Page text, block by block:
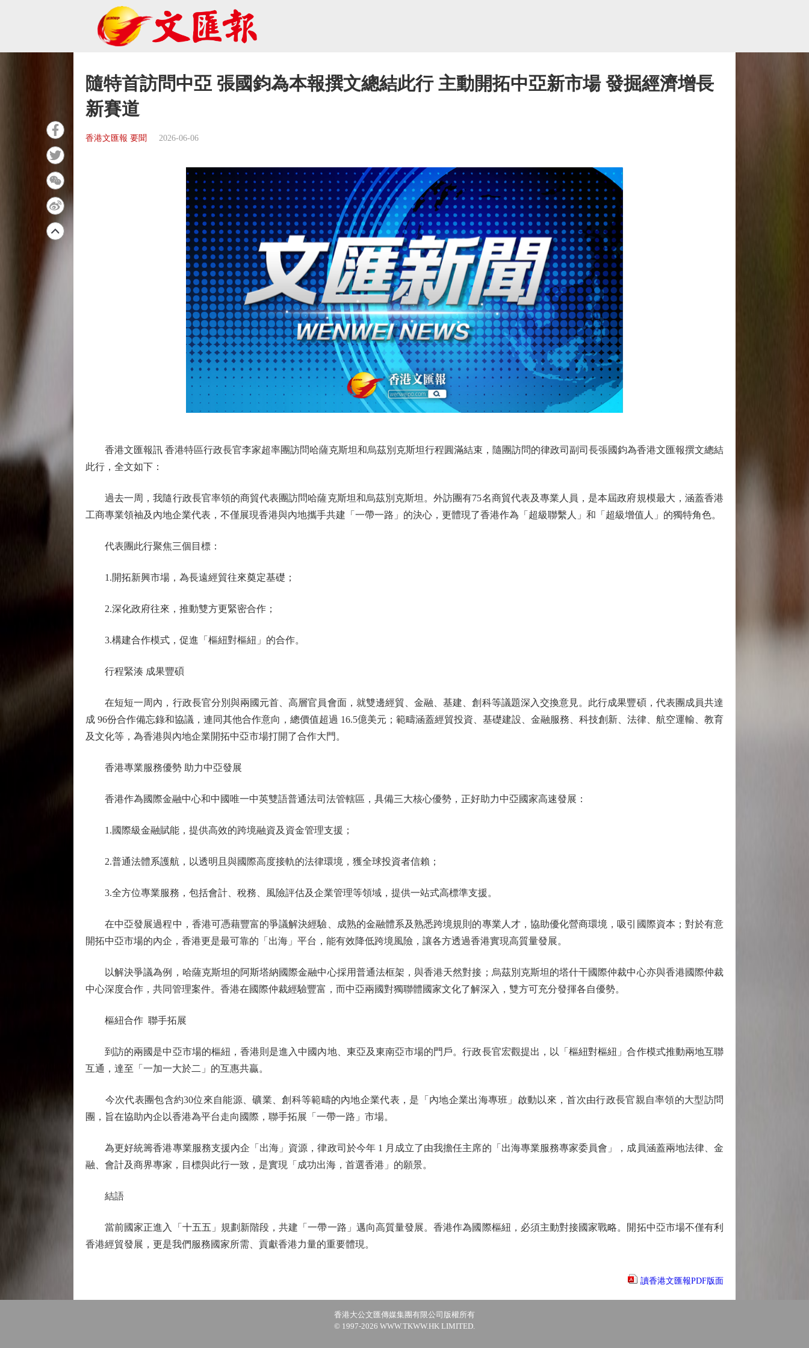
隨特首訪問中亞 張國鈞為本報撰文總結此行 主動開拓中亞新市場 發掘經濟增長
新賽道
香港文匯報 要聞 2026-06-06
香港文匯報訊 香港特區行政長官李家超率團訪問哈薩克斯坦和烏茲別克斯坦行程圓滿結束，隨團訪問的律政司副司長張國鈞為香港文匯報撰文總結
此行，全文如下：
過去一周，我隨行政長官率領的商貿代表團訪問哈薩克斯坦和烏茲別克斯坦。外訪團有75名商貿代表及專業人員，是本屆政府規模最大，涵蓋香港
工商專業領袖及內地企業代表，不僅展現香港與內地攜手共建「一帶一路」的決心，更體現了香港作為「超級聯繫人」和「超級增值人」的獨特角色。
代表團此行聚焦三個目標：
1.開拓新興市場，為長遠經貿往來奠定基礎；
2.深化政府往來，推動雙方更緊密合作；
3.構建合作模式，促進「樞紐對樞紐」的合作。
行程緊湊 成果豐碩
在短短一周內，行政長官分別與兩國元首、高層官員會面，就雙邊經貿、金融、基建、創科等議題深入交換意見。此行成果豐碩，代表團成員共達
成 96份合作備忘錄和協議，連同其他合作意向，總價值超過 16.5億美元；範疇涵蓋經貿投資、基礎建設、金融服務、科技創新、法律、航空運輸、教育
及文化等，為香港與內地企業開拓中亞市場打開了合作大門。
香港專業服務優勢 助力中亞發展
香港作為國際金融中心和中國唯一中英雙語普通法司法管轄區，具備三大核心優勢，正好助力中亞國家高速發展：
1.國際級金融賦能，提供高效的跨境融資及資金管理支援；
2.普通法體系護航，以透明且與國際高度接軌的法律環境，獲全球投資者信賴；
3.全方位專業服務，包括會計、稅務、風險評估及企業管理等領域，提供一站式高標準支援。
在中亞發展過程中，香港可憑藉豐富的爭議解決經驗、成熟的金融體系及熟悉跨境規則的專業人才，協助優化營商環境，吸引國際資本；對於有意
開拓中亞市場的內企，香港更是最可靠的「出海」平台，能有效降低跨境風險，讓各方透過香港實現高質量發展。
以解決爭議為例，哈薩克斯坦的阿斯塔納國際金融中心採用普通法框架，與香港天然對接；烏茲別克斯坦的塔什干國際仲裁中心亦與香港國際仲裁
中心深度合作，共同管理案件。香港在國際仲裁經驗豐富，而中亞兩國對獨聯體國家文化了解深入，雙方可充分發揮各自優勢。
樞紐合作 聯手拓展
到訪的兩國是中亞市場的樞紐，香港則是進入中國內地、東亞及東南亞市場的門戶。行政長官宏觀提出，以「樞紐對樞紐」合作模式推動兩地互聯
互通，達至「一加一大於二」的互惠共贏。
今次代表團包含約30位來自能源、礦業、創科等範疇的內地企業代表，是「內地企業出海專班」啟動以來，首次由行政長官親自率領的大型訪問
團，旨在協助內企以香港為平台走向國際，聯手拓展「一帶一路」市場。
為更好統籌香港專業服務支援內企「出海」資源，律政司於今年 1 月成立了由我擔任主席的「出海專業服務專家委員會」，成員涵蓋兩地法律、金
融、會計及商界專家，目標與此行一致，是實現「成功出海，首選香港」的願景。
結語
當前國家正進入「十五五」規劃新階段，共建「一帶一路」邁向高質量發展。香港作為國際樞紐，必須主動對接國家戰略。開拓中亞市場不僅有利
香港經貿發展，更是我們服務國家所需、貢獻香港力量的重要體現。
讀香港文匯報PDF版面
香港大公文匯傳媒集團有限公司版權所有
© 1997-2026 WWW.TKWW.HK LIMITED.